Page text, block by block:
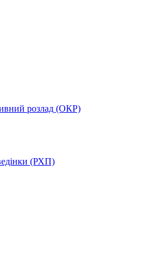
розлад (ОКР)
(РХП)